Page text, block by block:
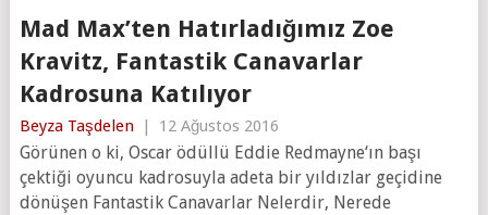
Mad Max’ten Hatırladığımız Zoe
Kravitz, Fantastik Canavarlar
Kadrosuna Katılıyor
Beyza Taşdelen | 12 Ağustos 2016
Görünen o ki, Oscar ödüllü Eddie Redmayne‘ın başı
çektiği oyuncu kadrosuyla adeta bir yıldızlar geçidine
dönüşen Fantastik Canavarlar Nelerdir, Nerede